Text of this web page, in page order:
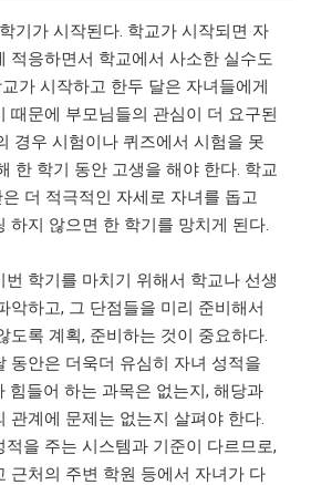
기가 시작된다. 학교가 시작되면 자
적응하면서 학교에서 사소한 실수도
가 시작하고 한두 달은 자녀들에게
때문에 부모님들의 관심이 더 요구된
경우 시험이나 퀴즈에서 시험을 못
한 학기 동안 고생을 해야 한다. 학교
더 적극적인 자세로 자녀를 돕고
하지 않으면 한 학기를 망치게 된다.
학기를 마치기 위해서 학교나 선생
악하고, 그 단점들을 미리 준비해서
도록 계획, 준비하는 것이 중요하다.
동안은 더욱더 유심히 자녀 성적을
힘들어 하는 과목은 없는지, 해당과
관계에 문제는 없는지 살펴야 한다.
을 주는 시스템과 기준이 다르므로,
근처의 주변 학원 등에서 자녀가 다